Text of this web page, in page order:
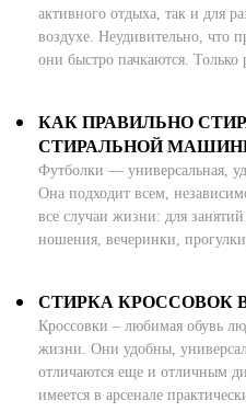
активного отдыха, так и для
воздухе. Неудивительно, что
они быстро пачкаются. Только
КАК ПРАВИЛЬНО
СТИРАЛЬНОЙ
Футболки — универсальная,
Она подходит всем,
все случаи жизни: для
ношения, вечеринки,
СТИРКА КРОССОВОК
Кроссовки – любимая обувь
жизни. Они удобны,
отличаются еще и отличным
имеется в арсенале